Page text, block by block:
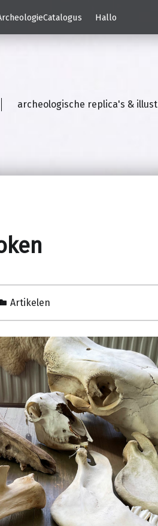
Hallo
archeologische replica's &
Artikelen